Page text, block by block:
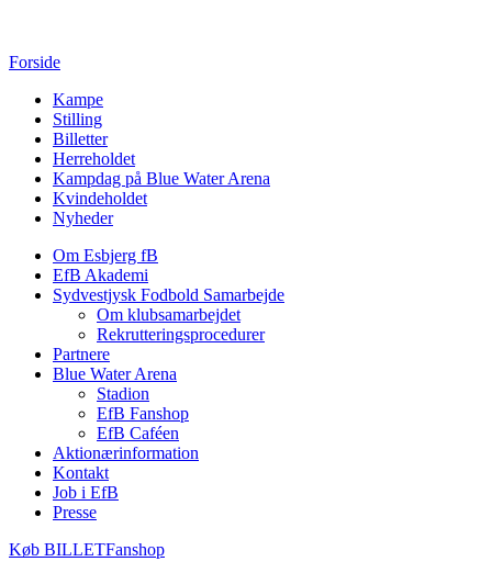
Forside
Kampe
Stilling
Billetter
Herreholdet
Kampdag på Blue Water Arena
Kvindeholdet
Nyheder
Om Esbjerg fB
EfB Akademi
Sydvestjysk Fodbold Samarbejde
Om klubsamarbejdet
Rekrutteringsprocedurer
Partnere
Blue Water Arena
Stadion
EfB Fanshop
EfB Caféen
Aktionærinformation
Kontakt
Job i EfB
Presse
Køb BILLETFanshop